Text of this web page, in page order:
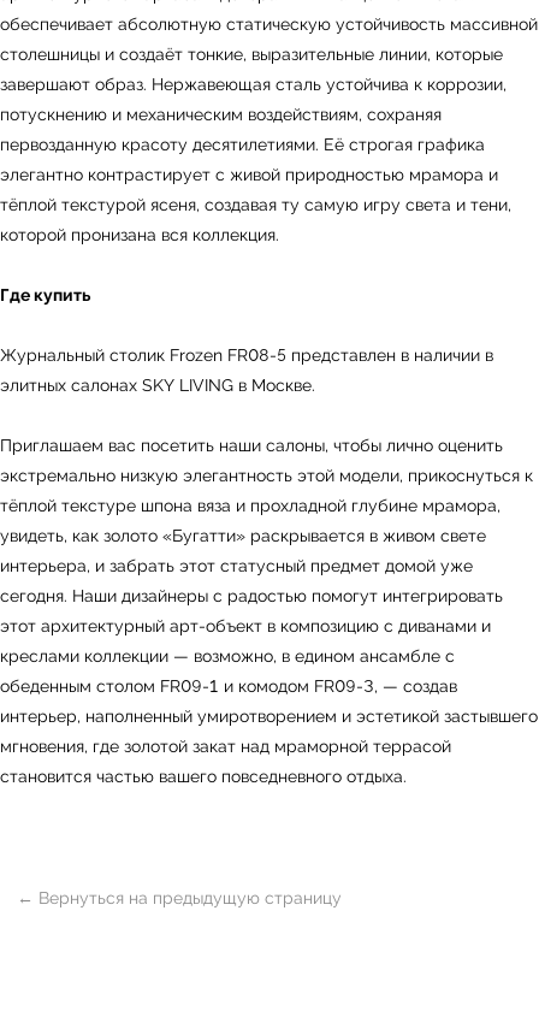
обеспечивает абсолютную статическую устойчивость массивной
столешницы и создаёт тонкие, выразительные линии, которые
завершают образ. Нержавеющая сталь устойчива к коррозии,
потускнению и механическим воздействиям, сохраняя
первозданную красоту десятилетиями. Её строгая графика
элегантно контрастирует с живой природностью мрамора и
тёплой текстурой ясеня, создавая ту самую игру света и тени,
которой пронизана вся коллекция.
Где купить
Журнальный столик Frozen FR08-5 представлен в наличии в
элитных салонах SKY LIVING в Москве.
Приглашаем вас посетить наши салоны, чтобы лично оценить
экстремально низкую элегантность этой модели, прикоснуться к
тёплой текстуре шпона вяза и прохладной глубине мрамора,
увидеть, как золото «Бугатти» раскрывается в живом свете
интерьера, и забрать этот статусный предмет домой уже
сегодня. Наши дизайнеры с радостью помогут интегрировать
этот архитектурный арт-объект в композицию с диванами и
креслами коллекции — возможно, в едином ансамбле с
обеденным столом FR09-1 и комодом FR09-3, — создав
интерьер, наполненный умиротворением и эстетикой застывшего
мгновения, где золотой закат над мраморной террасой
становится частью вашего повседневного отдыха.
Сантехника
Свет
Декор
Контакты
Оплата и доставка
БФ Возрождение
Блог
О нас
Мебель
+7 (958) 202-41-41
+7 (932) 021-99-97
Ежедневно, с 10:00 до 21:00